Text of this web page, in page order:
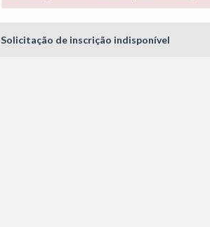
Solicitação de inscrição indisponível